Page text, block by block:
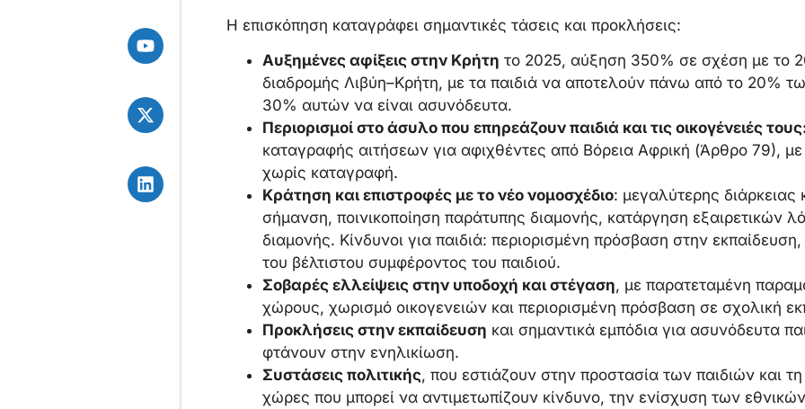
Η επισκόπηση καταγράφει σημαντικές τάσεις και προκλήσεις:
Αυξημένες αφίξεις στην Κρήτη το 2025, αύξηση 350% σε σχέση με το
διαδρομής Λιβύη–Κρήτη, με τα παιδιά να αποτελούν πάνω από το 20%
30% αυτών να είναι ασυνόδευτα.
Περιορισμοί στο άσυλο που επηρεάζουν παιδιά και τις οικογένειές
καταγραφής αιτήσεων για αφιχθέντες από Βόρεια Αφρική (Άρθρο 79),
χωρίς καταγραφή.
Κράτηση και επιστροφές με το νέονομοσχέδιο: μεγαλύτερης διάρκειας
σήμανση, ποινικοποίηση παράτυπης διαμονής, κατάργηση εξαιρετικών
διαμονής. Κίνδυνοι για παιδιά: περιορισμένη πρόσβαση στην
του βέλτιστου συμφέροντος του παιδιού.
Σοβαρές ελλείψεις στην υποδοχή και στέγαση, με παρατεταμένη
χώρους, χωρισμό οικογενειών και περιορισμένη πρόσβαση σε σχολική
Προκλήσεις στην εκπαίδευση και σημαντικά εμπόδια για ασυνόδευτα
φτάνουν στην ενηλικίωση.
Συστάσεις πολιτικής, που εστιάζουν στην προστασία των παιδιών και
χώρες που μπορεί να αντιμετωπίζουν κίνδυνο, την ενίσχυση των